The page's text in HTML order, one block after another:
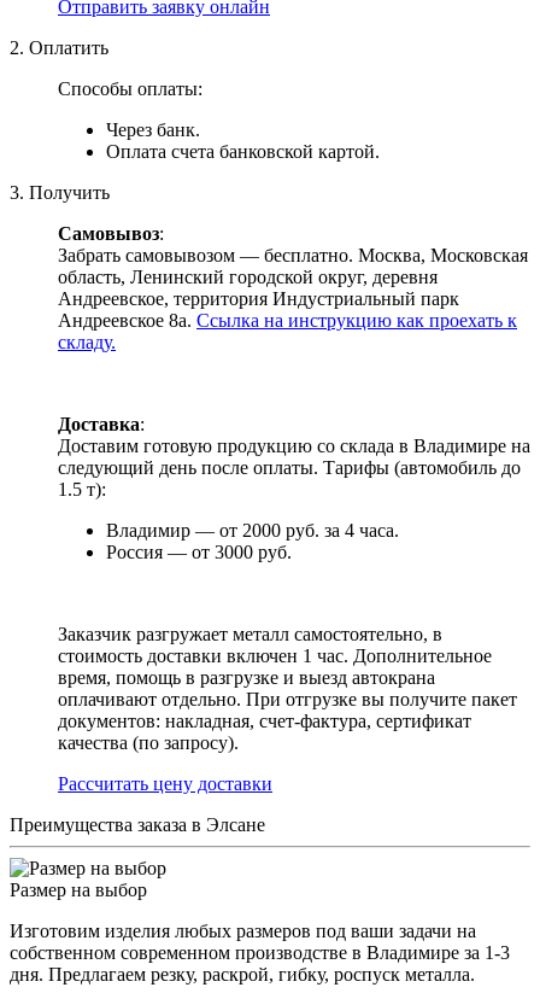
Отправить заявку онлайн
2. Оплатить
Способы оплаты:
Через банк.
Оплата счета банковской картой.
3. Получить
Самовывоз:
Забрать самовывозом — бесплатно. Москва, Московская
область, Ленинский городской округ, деревня
Андреевское, территория Индустриальный парк
Андреевское 8а. Ссылка на инструкцию как проехать к
складу.
Доставка:
Доставим готовую продукцию со склада в Владимире на
следующий день после оплаты. Тарифы (автомобиль до
1.5 т):
Владимир — от 2000 руб. за 4 часа.
Россия — от 3000 руб.
Заказчик разгружает металл самостоятельно, в
стоимость доставки включен 1 час. Дополнительное
время, помощь в разгрузке и выезд автокрана
оплачивают отдельно. При отгрузке вы получите пакет
документов: накладная, счет-фактура, сертификат
качества (по запросу).
Раcсчитать цену доставки
Преимущества заказа в Элсане
Размер на выбор
Изготовим изделия любых размеров под ваши задачи на
собственном современном производстве в Владимире за 1-3
дня. Предлагаем резку, раскрой, гибку, роспуск металла.